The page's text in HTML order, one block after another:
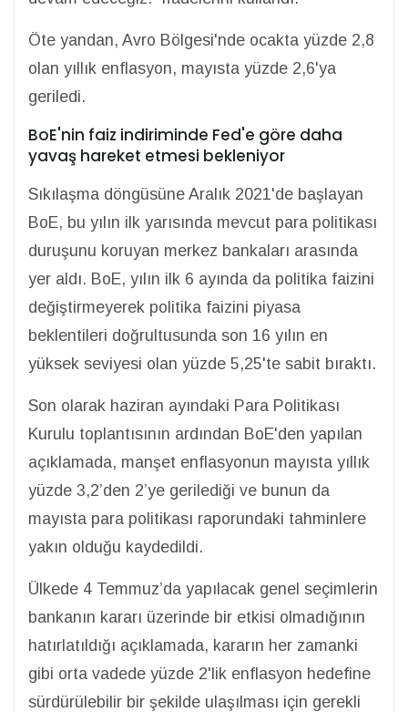
Öte yandan, Avro Bölgesi'nde ocakta yüzde 2,8
olan yıllık enflasyon, mayısta yüzde 2,6'ya
geriledi.
BoE'nin faiz indiriminde Fed'e göre daha
yavaş hareket etmesi bekleniyor
Sıkılaşma döngüsüne Aralık 2021'de başlayan
BoE, bu yılın ilk yarısında mevcut para politikası
duruşunu koruyan merkez bankaları arasında
yer aldı. BoE, yılın ilk 6 ayında da politika faizini
değiştirmeyerek politika faizini piyasa
beklentileri doğrultusunda son 16 yılın en
yüksek seviyesi olan yüzde 5,25'te sabit bıraktı.
Son olarak haziran ayındaki Para Politikası
Kurulu toplantısının ardından BoE'den yapılan
açıklamada, manşet enflasyonun mayısta yıllık
yüzde 3,2’den 2’ye gerilediği ve bunun da
mayısta para politikası raporundaki tahminlere
yakın olduğu kaydedildi.
Ülkede 4 Temmuz’da yapılacak genel seçimlerin
bankanın kararı üzerinde bir etkisi olmadığının
hatırlatıldığı açıklamada, kararın her zamanki
gibi orta vadede yüzde 2'lik enflasyon hedefine
sürdürülebilir bir şekilde ulaşılması için gerekli